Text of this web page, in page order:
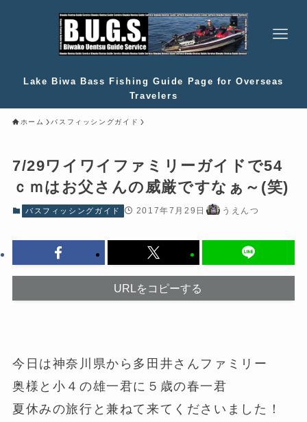
Lake Biwa Bass Fishing Guide Page for Overseas
Travelers
ホーム バスフィッシングガイド
7/29ワイワイファミリーガイドで54
ｃｍはお父さんの威厳ですなぁ～(笑)
バスフィッシングガイド 2017年7月29日 うえんつ
URLをコピーする
今日は神奈川県から多田井さんファミリー
奥様と小４の雄一君に５歳の春一君
夏休みの旅行と兼ねて来てくださいました！